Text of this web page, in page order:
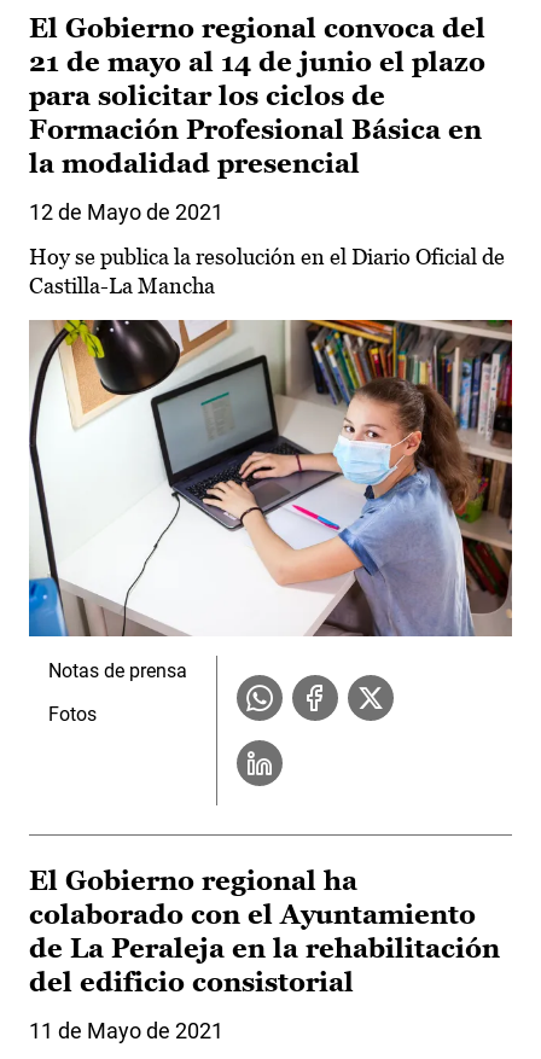
El Gobierno regional convoca del
21 de mayo al 14 de junio el plazo
para solicitar los ciclos de
Formación Profesional Básica en
la modalidad presencial
12 de Mayo de 2021
Hoy se publica la resolución en el Diario Oficial de
Castilla-La Mancha
Notas de prensa
Fotos
El Gobierno regional ha
colaborado con el Ayuntamiento
de La Peraleja en la rehabilitación
del edificio consistorial
11 de Mayo de 2021